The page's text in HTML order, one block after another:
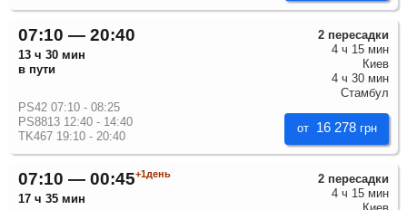
07:10 — 20:40
13 ч 30 мин
в пути
от 16 278 грн
2 пересадки
4 ч 15 мин
Киев
4 ч 30 мин
Стамбул
PS42 07:10 - 08:25
PS8813 12:40 - 14:40
TK467 19:10 - 20:40
07:10 — 00:45+1день
17 ч 35 мин
2 пересадки
4 ч 15 мин
Киев